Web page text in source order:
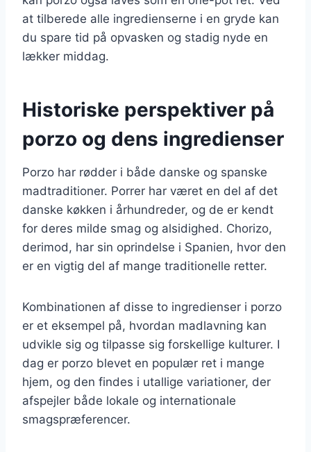
at tilberede alle ingredienserne i en gryde kan
du spare tid på opvasken og stadig nyde en
lækker middag.
Historiske perspektiver på
porzo og dens ingredienser
Porzo har rødder i både danske og spanske
madtraditioner. Porrer har været en del af det
danske køkken i århundreder, og de er kendt
for deres milde smag og alsidighed. Chorizo,
derimod, har sin oprindelse i Spanien, hvor den
er en vigtig del af mange traditionelle retter.
Kombinationen af disse to ingredienser i porzo
er et eksempel på, hvordan madlavning kan
udvikle sig og tilpasse sig forskellige kulturer. I
dag er porzo blevet en populær ret i mange
hjem, og den findes i utallige variationer, der
afspejler både lokale og internationale
smagspræferencer.